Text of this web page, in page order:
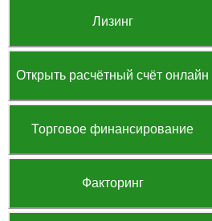
Лизинг
Открыть расчётный счёт онлайн
Торговое финансирование
Факторинг